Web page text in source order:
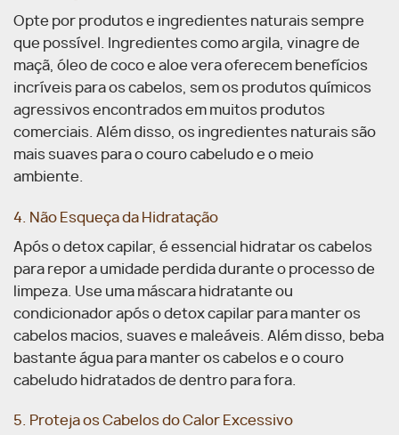
Opte por produtos e ingredientes naturais sempre
que possível. Ingredientes como argila, vinagre de
maçã, óleo de coco e aloe vera oferecem benefícios
incríveis para os cabelos, sem os produtos químicos
agressivos encontrados em muitos produtos
comerciais. Além disso, os ingredientes naturais são
mais suaves para o couro cabeludo e o meio
ambiente.
4. Não Esqueça da Hidratação
Após o detox capilar, é essencial hidratar os cabelos
para repor a umidade perdida durante o processo de
limpeza. Use uma máscara hidratante ou
condicionador após o detox capilar para manter os
cabelos macios, suaves e maleáveis. Além disso, beba
bastante água para manter os cabelos e o couro
cabeludo hidratados de dentro para fora.
5. Proteja os Cabelos do Calor Excessivo